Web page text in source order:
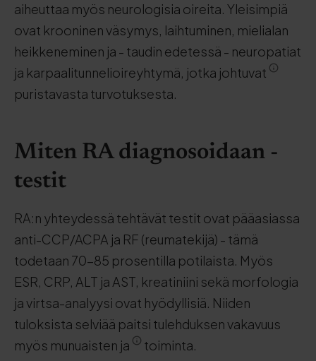
aiheuttaa myös neurologisia oireita. Yleisimpiä
ovat krooninen väsymys, laihtuminen, mielialan
heikkeneminen ja - taudin edetessä - neuropatiat
ja karpaalitunnelioireyhtymä, jotka johtuvat
puristavasta turvotuksesta.
Miten RA diagnosoidaan -
testit
RA:n yhteydessä tehtävät testit ovat pääasiassa
anti-CCP/ACPA ja RF (reumatekijä) - tämä
todetaan 70-85 prosentilla potilaista. Myös
ESR, CRP, ALT ja AST, kreatiniini sekä morfologia
ja virtsa-analyysi ovat hyödyllisiä. Niiden
tuloksista selviää paitsi tulehduksen vakavuus
myös munuaisten ja
toiminta.